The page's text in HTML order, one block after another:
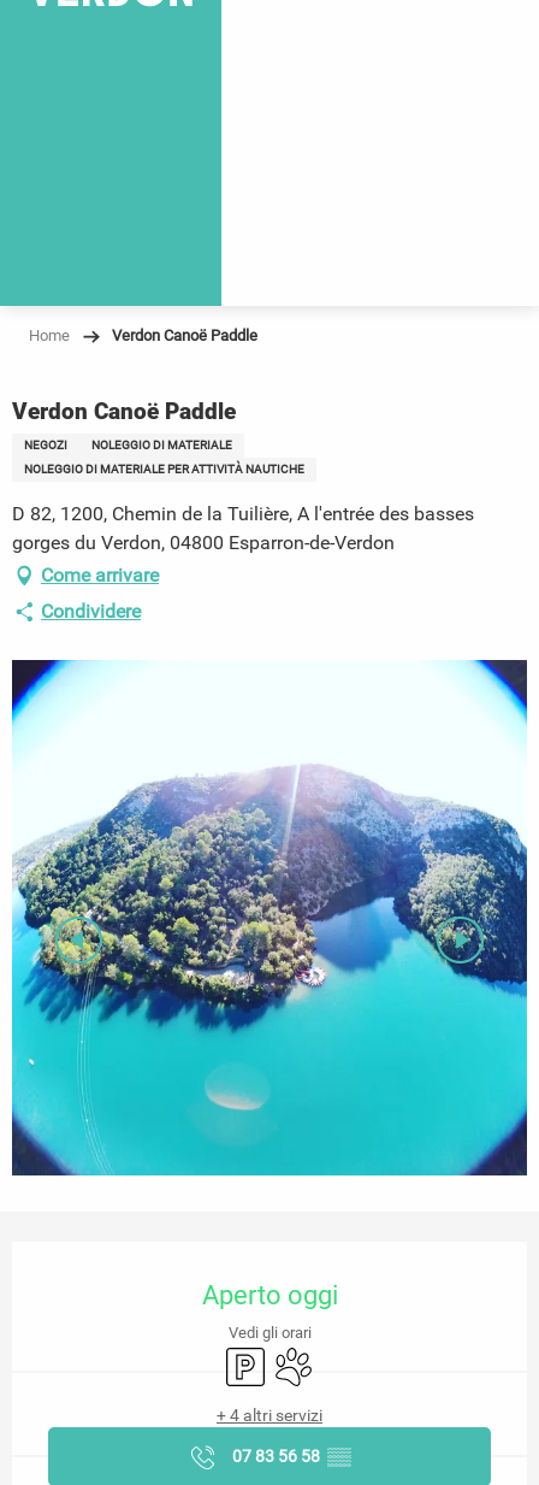
Home Verdon Canoë Paddle
Verdon Canoë Paddle
NEGOZI
NOLEGGIO DI MATERIALE
NOLEGGIO DI MATERIALE PER ATTIVITÀ NAUTICHE
D 82, 1200, Chemin de la Tuilière, A l'entrée des basses
gorges du Verdon, 04800 Esparron-de-Verdon
Come arrivare
Condividere
Aperto oggi
Vedi gli orari
ParcheggioAnimali ammessi
+ 4 altri servizi
07 83 56 58 ▒▒